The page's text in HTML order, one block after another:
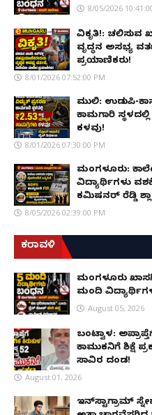
8/05/2026
ವಿಕೃತಿ!: ಚಲಿಸುವ
ವೃದ್ಧನ ಅಸಭ್ಯ
ಪ್ರಯಾಣಿಕರು!
8/01/2026 07:52:00 PM
ಮುಲ್ಕಿ: ಉಡುಪಿ-
ಕಾಮಗಾರಿ
ಕಳವು!
8/01/2026 07:30:00 PM
ಮಂಗಳೂರು:
ವಿದ್ಯಾರ್ಥಿಗಳು
ಕಮಿಷನರ್ ರೆಡ್ಡಿ
8/05/2026 02:39:00 PM
ಕರಾವಳಿ
ಮಂಗಳೂರು
ಮಂದಿ
August 05, 2026
ಬಂಟ್ವಾಳ:
ಕಾಮುಕನಿಗೆ ಶಿಕ್ಷೆ
ಸಾವಿರ ದಂಡ!
August 01, 2026
ಇನ್‌ಸ್ಟಾಗ್ರಾಮ್